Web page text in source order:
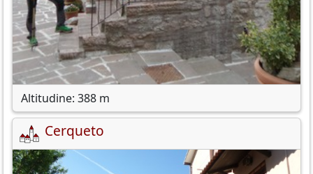
Altitudine: 388 m
Cerqueto